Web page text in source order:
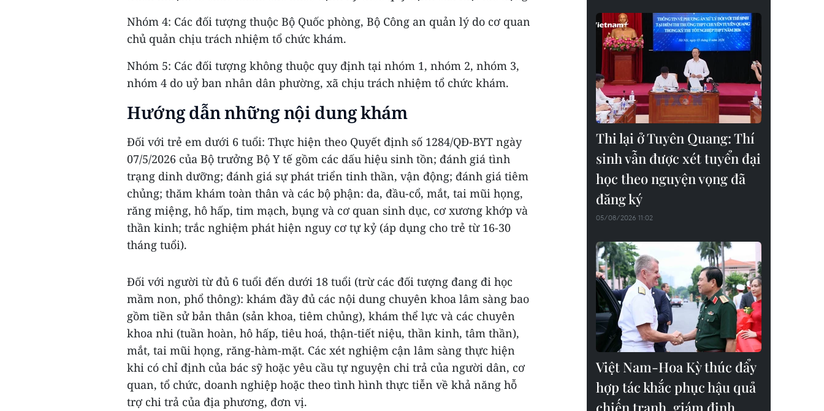
Nhóm 4: Các đối tượng thuộc Bộ Quốc phòng, Bộ Công an quản lý do cơ quan
chủ quản chịu trách nhiệm tổ chức khám.
Nhóm 5: Các đối tượng không thuộc quy định tại nhóm 1, nhóm 2, nhóm 3,
nhóm 4 do uỷ ban nhân dân phường, xã chịu trách nhiệm tổ chức khám.
Hướng dẫn những nội dung khám
Đối với trẻ em dưới 6 tuổi: Thực hiện theo Quyết định số 1284/QĐ-BYT ngày
07/5/2026 của Bộ trưởng Bộ Y tế gồm các dấu hiệu sinh tồn; đánh giá tình
trạng dinh dưỡng; đánh giá sự phát triển tinh thần, vận động; đánh giá tiêm
chủng; thăm khám toàn thân và các bộ phận: da, đầu-cổ, mắt, tai mũi họng,
răng miệng, hô hấp, tim mạch, bụng và cơ quan sinh dục, cơ xương khớp và
thần kinh; trắc nghiệm phát hiện nguy cơ tự kỷ (áp dụng cho trẻ từ 16-30
tháng tuổi).
Đối với người từ đủ 6 tuổi đến dưới 18 tuổi (trừ các đối tượng đang đi học
mầm non, phổ thông): khám đầy đủ các nội dung chuyên khoa lâm sàng bao
gồm tiền sử bản thân (sản khoa, tiêm chủng), khám thể lực và các chuyên
khoa nhi (tuần hoàn, hô hấp, tiêu hoá, thận-tiết niệu, thần kinh, tâm thần),
mắt, tai mũi họng, răng-hàm-mặt. Các xét nghiệm cận lâm sàng thực hiện
khi có chỉ định của bác sỹ hoặc yêu cầu tự nguyện chi trả của người dân, cơ
quan, tổ chức, doanh nghiệp hoặc theo tình hình thực tiễn về khả năng hỗ
trợ chi trả của địa phương, đơn vị.
Thi lại ở Tuyên Quang: Thí
sinh vẫn được xét tuyển đại
học theo nguyện vọng đã
đăng ký
05/08/2026 11:02
Việt Nam-Hoa Kỳ thúc đẩy
hợp tác khắc phục hậu quả
chiến tranh, giám định